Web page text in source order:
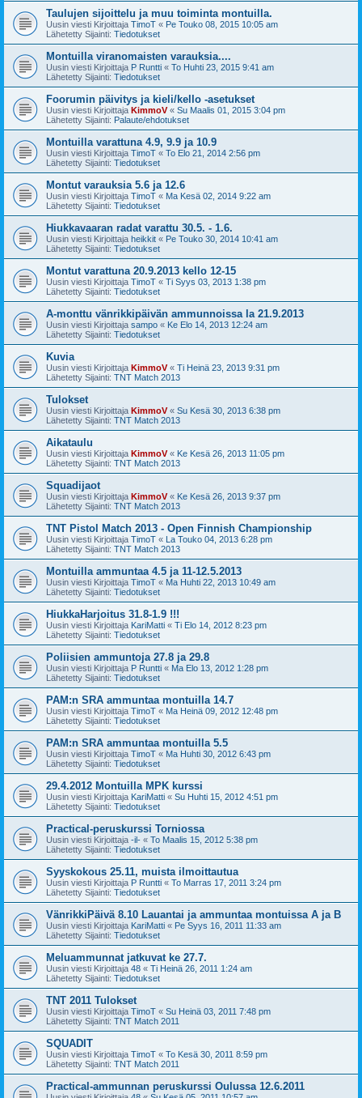
Taulujen sijoittelu ja muu toiminta montuilla.
Uusin viesti Kirjoittaja TimoT « Pe Touko 08, 2015 10:05 am
Lähetetty Sijainti: Tiedotukset
Montuilla viranomaisten varauksia....
Uusin viesti Kirjoittaja P Runtti « To Huhti 23, 2015 9:41 am
Lähetetty Sijainti: Tiedotukset
Foorumin päivitys ja kieli/kello -asetukset
Uusin viesti Kirjoittaja KimmoV« Su Maalis 01, 2015 3:04 pm
Lähetetty Sijainti: Palaute/ehdotukset
Montuilla varattuna 4.9, 9.9 ja 10.9
Uusin viesti Kirjoittaja TimoT « To Elo 21, 2014 2:56 pm
Lähetetty Sijainti: Tiedotukset
Montut varauksia 5.6 ja 12.6
Uusin viesti Kirjoittaja TimoT « Ma Kesä 02, 2014 9:22 am
Lähetetty Sijainti: Tiedotukset
Hiukkavaaran radat varattu 30.5. - 1.6.
Uusin viesti Kirjoittaja heikkit « Pe Touko 30, 2014 10:41 am
Lähetetty Sijainti: Tiedotukset
Montut varattuna 20.9.2013 kello 12-15
Uusin viesti Kirjoittaja TimoT « Ti Syys 03, 2013 1:38 pm
Lähetetty Sijainti: Tiedotukset
A-monttu vänrikkipäivän ammunnoissa la 21.9.2013
Uusin viesti Kirjoittaja sampo « Ke Elo 14, 2013 12:24 am
Lähetetty Sijainti: Tiedotukset
Kuvia
Uusin viesti Kirjoittaja KimmoV« Ti Heinä 23, 2013 9:31 pm
Lähetetty Sijainti: TNT Match 2013
Tulokset
Uusin viesti Kirjoittaja KimmoV« Su Kesä 30, 2013 6:38 pm
Lähetetty Sijainti: TNT Match 2013
Aikataulu
Uusin viesti Kirjoittaja KimmoV« Ke Kesä 26, 2013 11:05 pm
Lähetetty Sijainti: TNT Match 2013
Squadijaot
Uusin viesti Kirjoittaja KimmoV« Ke Kesä 26, 2013 9:37 pm
Lähetetty Sijainti: TNT Match 2013
TNT Pistol Match 2013 - Open Finnish Championship
Uusin viesti Kirjoittaja TimoT « La Touko 04, 2013 6:28 pm
Lähetetty Sijainti: TNT Match 2013
Montuilla ammuntaa 4.5 ja 11-12.5.2013
Uusin viesti Kirjoittaja TimoT « Ma Huhti 22, 2013 10:49 am
Lähetetty Sijainti: Tiedotukset
HiukkaHarjoitus 31.8-1.9 !!!
Uusin viesti Kirjoittaja KariMatti « Ti Elo 14, 2012 8:23 pm
Lähetetty Sijainti: Tiedotukset
Poliisien ammuntoja 27.8 ja 29.8
Uusin viesti Kirjoittaja P Runtti « Ma Elo 13, 2012 1:28 pm
Lähetetty Sijainti: Tiedotukset
PAM:n SRA ammuntaa montuilla 14.7
Uusin viesti Kirjoittaja TimoT « Ma Heinä 09, 2012 12:48 pm
Lähetetty Sijainti: Tiedotukset
PAM:n SRA ammuntaa montuilla 5.5
Uusin viesti Kirjoittaja TimoT « Ma Huhti 30, 2012 6:43 pm
Lähetetty Sijainti: Tiedotukset
29.4.2012 Montuilla MPK kurssi
Uusin viesti Kirjoittaja KariMatti « Su Huhti 15, 2012 4:51 pm
Lähetetty Sijainti: Tiedotukset
Practical-peruskurssi Torniossa
Uusin viesti Kirjoittaja -il- « To Maalis 15, 2012 5:38 pm
Lähetetty Sijainti: Tiedotukset
Syyskokous 25.11, muista ilmoittautua
Uusin viesti Kirjoittaja P Runtti « To Marras 17, 2011 3:24 pm
Lähetetty Sijainti: Tiedotukset
VänrikkiPäivä 8.10 Lauantai ja ammuntaa montuissa A ja B
Uusin viesti Kirjoittaja KariMatti « Pe Syys 16, 2011 11:33 am
Lähetetty Sijainti: Tiedotukset
Meluammunnat jatkuvat ke 27.7.
Uusin viesti Kirjoittaja 48 « Ti Heinä 26, 2011 1:24 am
Lähetetty Sijainti: Tiedotukset
TNT 2011 Tulokset
Uusin viesti Kirjoittaja TimoT « Su Heinä 03, 2011 7:48 pm
Lähetetty Sijainti: TNT Match 2011
SQUADIT
Uusin viesti Kirjoittaja TimoT « To Kesä 30, 2011 8:59 pm
Lähetetty Sijainti: TNT Match 2011
Practical-ammunnan peruskurssi Oulussa 12.6.2011